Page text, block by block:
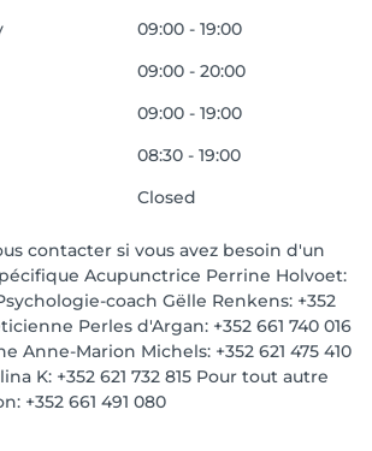
09:00 - 19:00
09:00 - 20:00
09:00 - 19:00
08:30 - 19:00
Closed
contacter si vous avez besoin d'un
Acupunctrice Perrine Holvoet:
coach Gëlle Renkens: +352
Perles d'Argan: +352 661 740 016
Anne-Marion Michels: +352 621 475 410
K: +352 621 732 815 Pour tout autre
+352 661 491 080